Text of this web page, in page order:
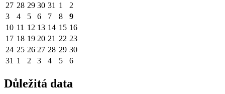
27 28 29 30 31 1
2
3
4 5 6 7 8
9
10 11 12 13 14 15 16
17 18 19 20 21 22 23
24 25 26 27 28 29 30
31 1 2 3 4 5 6
Důležitá data